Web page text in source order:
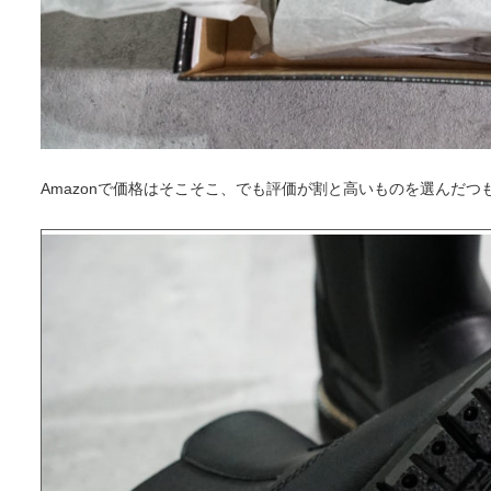
Amazonで価格はそこそこ、でも評価が割と高いものを選んだつ